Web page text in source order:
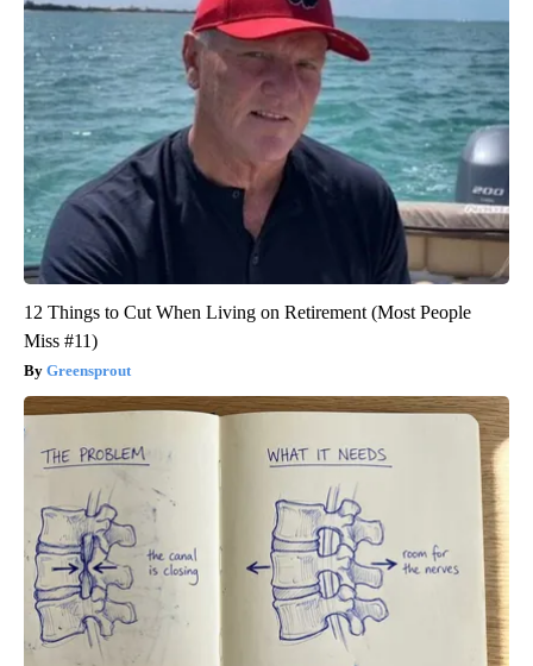
12 Things to Cut When Living on Retirement (Most People
Miss #11)
Greensprout